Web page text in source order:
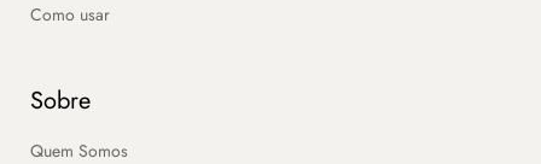
Como usar
Sobre
Quem Somos